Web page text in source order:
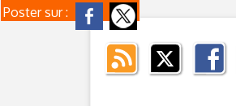
Poster sur :